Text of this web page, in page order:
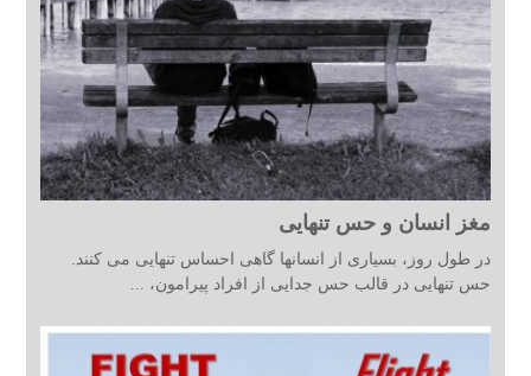
مغز انسان و حس تنهایی
در طول روز، بسیاری از انسانها گاهی احساس تنهایی می کنند.
حس تنهایی در قالب حس جدایی از افراد پیرامون، ...